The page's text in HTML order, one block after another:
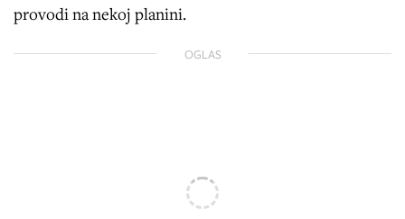
provodi na nekoj planini.
OGLAS